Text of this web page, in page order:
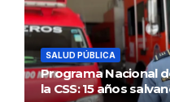
SALUD PÚBLICA
Programa Nacional
la CSS: 15 años